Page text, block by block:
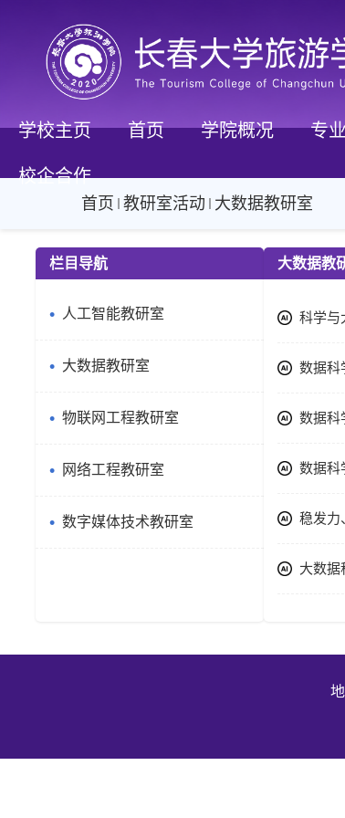
学校主页 首页 学院概况 专
校企合作
首页 教研室活动 大数据教研室
栏目导航
人工智能教研室
大数据教研室
物联网工程教研室
网络工程教研室
数字媒体技术教研室
大数据教
科学与
数据科
数据科
数据科
稳发力
大数据